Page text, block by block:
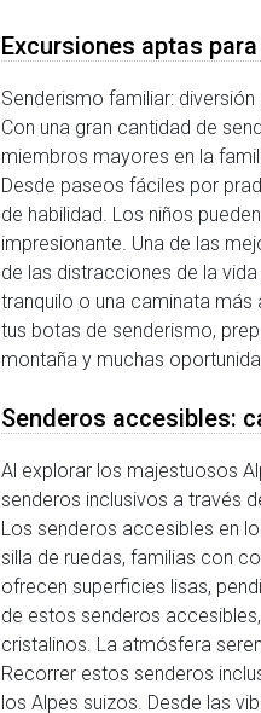
Excursiones aptas
Senderismo familiar:
Con una gran cantidad de
miembros mayores en la
Desde paseos fáciles por
de habilidad. Los niños
impresionante. Una de las
de las distracciones de la
tranquilo o una caminata más
tus botas de senderismo,
montaña y muchas
Senderos accesibles:
Al explorar los majestuosos
senderos inclusivos a través
Los senderos accesibles en
silla de ruedas, familias con
ofrecen superficies lisas,
de estos senderos
cristalinos. La atmósfera
Recorrer estos senderos
los Alpes suizos. Desde las